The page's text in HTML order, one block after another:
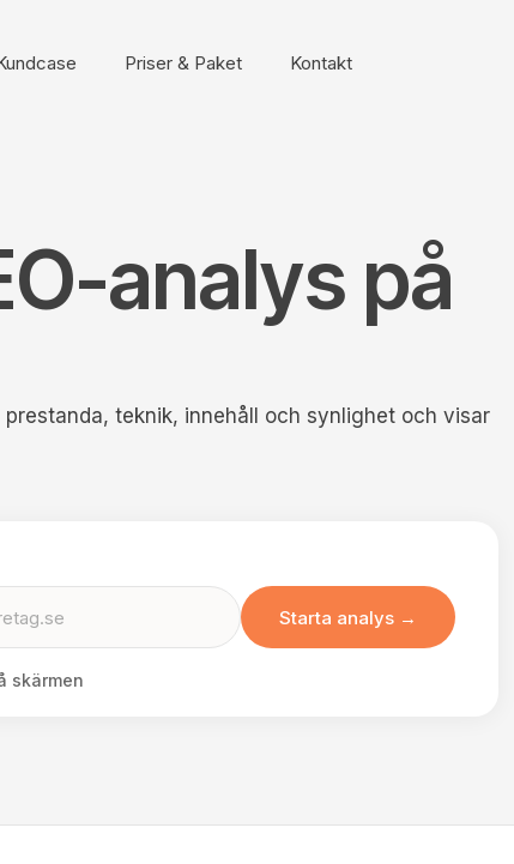
Priser & Paket Kontakt
analys på
teknik, innehåll och synlighet och visar
skärmen